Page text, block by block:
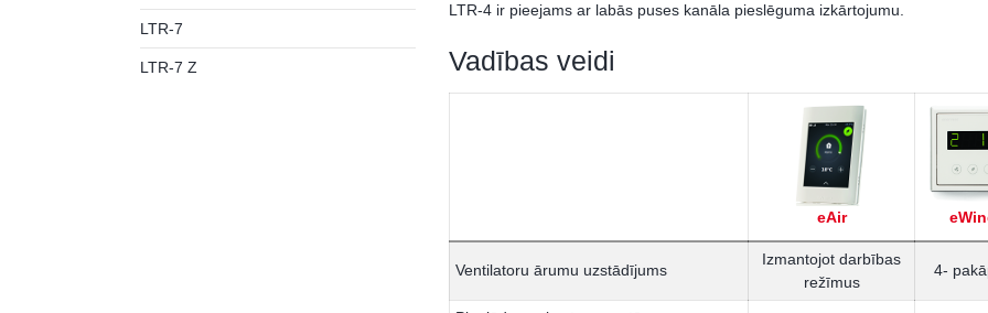
LTR-7
LTR-7 Z
LTR-4 ir pieejams ar labās puses kanāla pieslēguma izkārtojumu.
Vadības veidi
eAir
Ventilatoru ārumu uzstādījums
Izmantojot darbības
režīmus
4-